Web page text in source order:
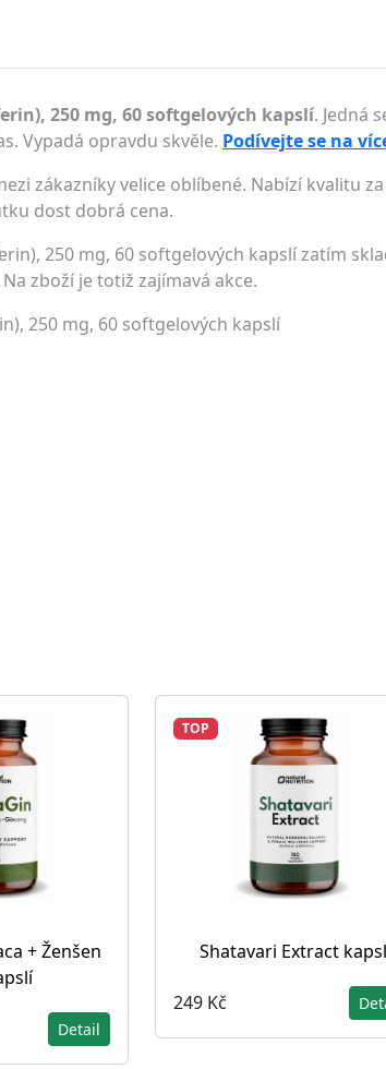
250 mg, 60 softgelových kapslí. Jedná
Vypadá opravdu skvěle. Podívejte se na
zákazníky velice oblíbené. Nabízí kvalitu
dost dobrá cena.
250 mg, 60 softgelových kapslí zatím
zboží je totiž zajímavá akce.
250 mg, 60 softgelových kapslí
+ Ženšen
Detail
TOP
Shatavari Extract
249 Kč